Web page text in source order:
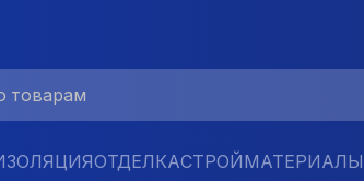
ОТДЕЛКАСТРОЙМАТЕРИАЛЫ